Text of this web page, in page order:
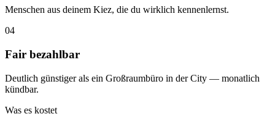
Menschen aus deinem Kiez, die du wirklich kennenlernst.
04
Fair bezahlbar
Deutlich günstiger als ein Großraumbüro in der City — monatlich
kündbar.
Was es kostet